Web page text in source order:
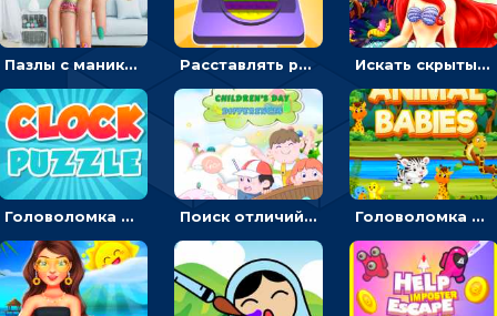
Пазлы с маникюром: собери идеальный рисунок для ногтей Расставлять резиновые кубики, чтобы делать поп-ит - гиперказуальные Искать скрытый алфавит на картинках с мультяшными героями - головоломка для детей
Головоломка с часами для детей: читать время по циферблату Поиск отличий на картинках с детьми - головоломка Головоломка Звери-малыши: открывай карточки по очереди, чтобы найти одинаковые